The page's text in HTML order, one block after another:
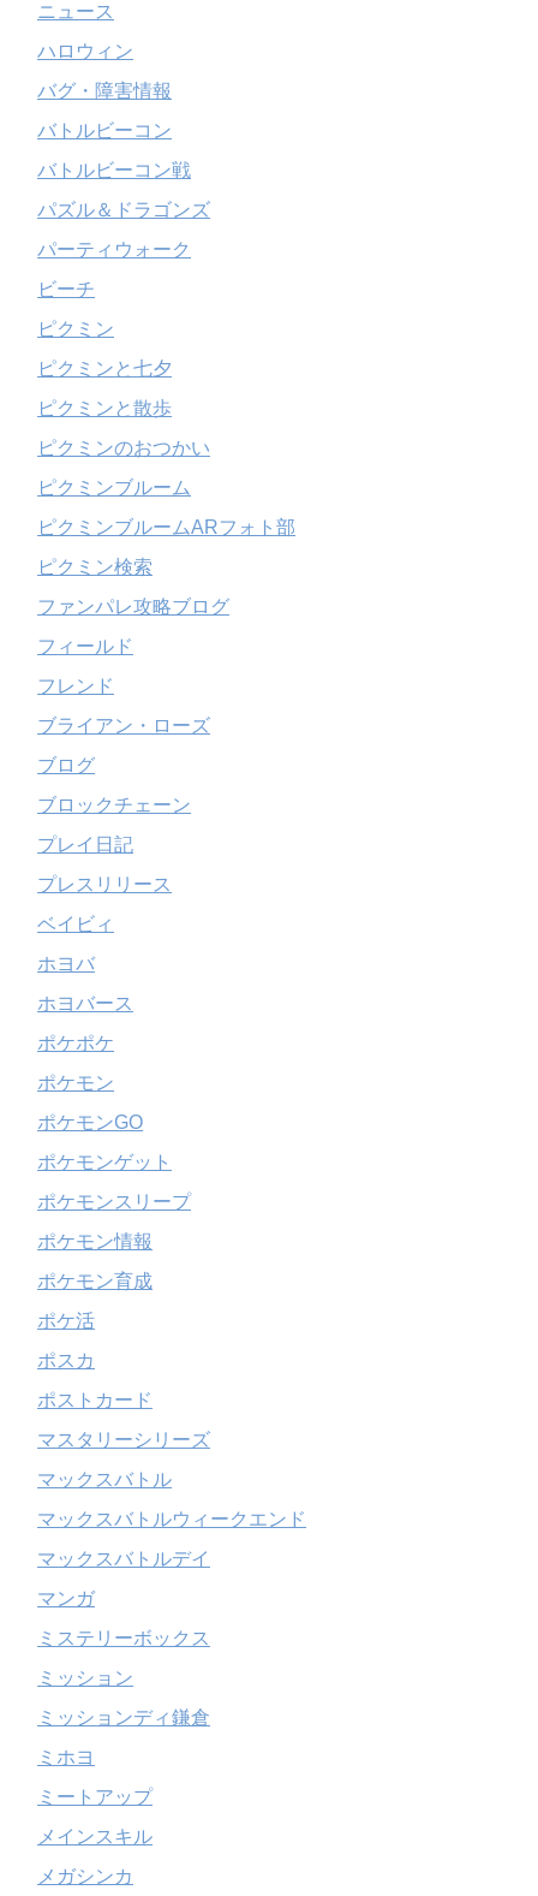
ニュース
ハロウィン
バグ・障害情報
バトルビーコン
バトルビーコン戦
パズル＆ドラゴンズ
パーティウォーク
ビーチ
ピクミン
ピクミンと七夕
ピクミンと散歩
ピクミンのおつかい
ピクミンブルーム
ピクミンブルームARフォト部
ピクミン検索
ファンパレ攻略ブログ
フィールド
フレンド
ブライアン・ローズ
ブログ
ブロックチェーン
プレイ日記
プレスリリース
ベイビィ
ホヨバ
ホヨバース
ポケポケ
ポケモン
ポケモンGO
ポケモンゲット
ポケモンスリープ
ポケモン情報
ポケモン育成
ポケ活
ポスカ
ポストカード
マスタリーシリーズ
マックスバトル
マックスバトルウィークエンド
マックスバトルデイ
マンガ
ミステリーボックス
ミッション
ミッションディ鎌倉
ミホヨ
ミートアップ
メインスキル
メガシンカ